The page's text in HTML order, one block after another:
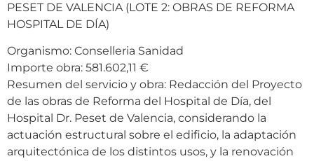
PESET DE VALENCIA (LOTE 2: OBRAS DE REFORMA
HOSPITAL DE DÍA)
Organismo: Conselleria Sanidad
Importe obra: 581.602,11 €
Resumen del servicio y obra: Redacción del Proyecto
de las obras de Reforma del Hospital de Día, del
Hospital Dr. Peset de Valencia, considerando la
actuación estructural sobre el edificio, la adaptación
arquitectónica de los distintos usos, y la renovación